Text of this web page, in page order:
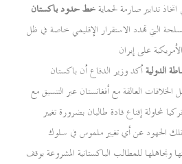
تدابير صارمة لحمايةخط حدود باكستان
التي تهدد الاستقرار الإقليمي خاصة في ظل
على إيران
الدوليةأكد وزير الدفاع أن باكستان
العالقة مع أفغانستان عبر التنسيق مع
لمحاولة إقناع قادة طالبان بضرورة تغيير
الجهود عن أي تغيير ملموس في سلوك
وتجاهلها للمطالب الباكستانية المشروعة بوقف